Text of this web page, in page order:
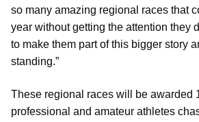
so many amazing regional races that
year without getting the attention they
to make them part of this bigger story
standing.”
These regional races will be awarded
professional and amateur athletes